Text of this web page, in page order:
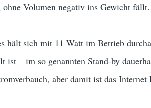
Volumen negativ ins Gewicht fällt.
hält sich mit 11 Watt im Betrieb
ist – im so genannten Stand-by
aber damit ist das